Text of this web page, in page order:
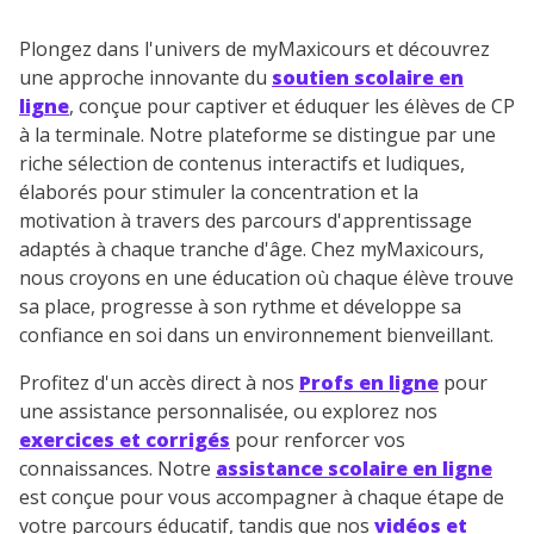
Plongez dans l'univers de myMaxicours et découvrez
une approche innovante du soutien scolaire en
ligne, conçue pour captiver et éduquer les élèves de CP
à la terminale. Notre plateforme se distingue par une
riche sélection de contenus interactifs et ludiques,
élaborés pour stimuler la concentration et la
motivation à travers des parcours d'apprentissage
adaptés à chaque tranche d'âge. Chez myMaxicours,
nous croyons en une éducation où chaque élève trouve
sa place, progresse à son rythme et développe sa
confiance en soi dans un environnement bienveillant.
Profitez d'un accès direct à nos Profs en ligne pour
une assistance personnalisée, ou explorez nos
exercices et corrigés pour renforcer vos
connaissances. Notre assistance scolaire en ligne
est conçue pour vous accompagner à chaque étape de
votre parcours éducatif, tandis que nos vidéos et
personnelles et pour exercer vos droits, vous pouvez
consulternotre charte.